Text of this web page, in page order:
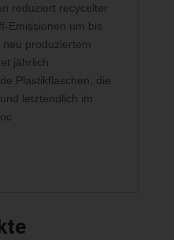
reduziert recycelter
Emissionen um bis
produziertem
jährlich
Plastikflaschen, die
letztendlich im